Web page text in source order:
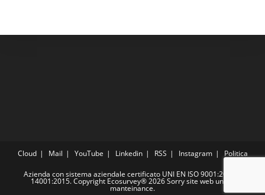
Cloud Mail YouTube Linkedin RSS Instagram Politica
Azienda con sistema aziendale certificato UNI EN ISO 9001:2015 e
14001:2015. Copyright Ecosurvey® 2026 Sorry site web under
manteinance.